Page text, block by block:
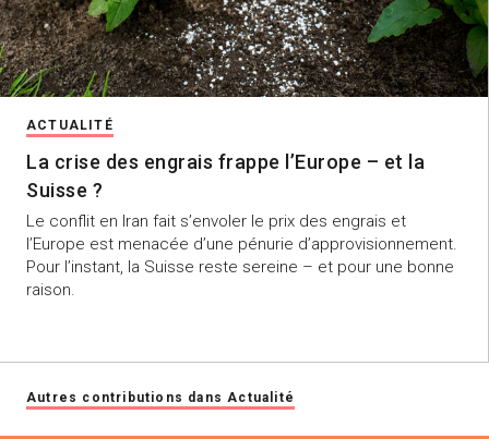
ACTUALITÉ
La crise des engrais frappe l’Europe – et la
Suisse ?
Le conflit en Iran fait s’envoler le prix des engrais et
l’Europe est menacée d’une pénurie d’approvisionnement.
Pour l’instant, la Suisse reste sereine – et pour une bonne
raison.
Autres contributions dans Actualité